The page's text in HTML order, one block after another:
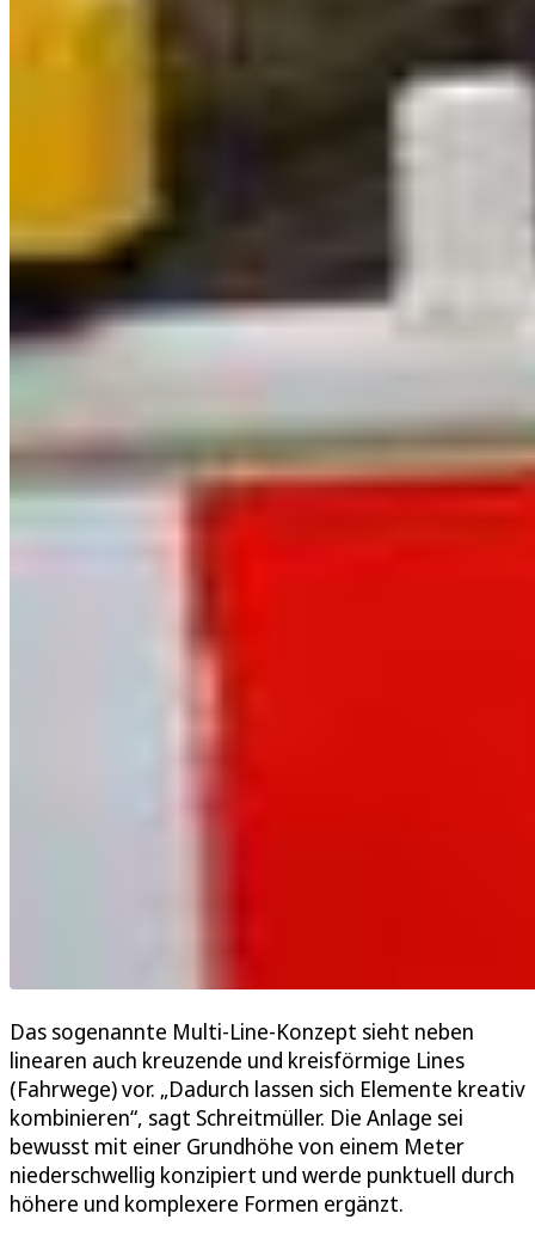
Das sogenannte Multi-Line-Konzept sieht neben
linearen auch kreuzende und kreisförmige Lines
(Fahrwege) vor. „Dadurch lassen sich Elemente kreativ
kombinieren“, sagt Schreitmüller. Die Anlage sei
bewusst mit einer Grundhöhe von einem Meter
niederschwellig konzipiert und werde punktuell durch
höhere und komplexere Formen ergänzt.